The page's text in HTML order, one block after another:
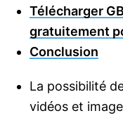
Télécharger
gratuitement
Conclusion
La possibilité
vidéos et